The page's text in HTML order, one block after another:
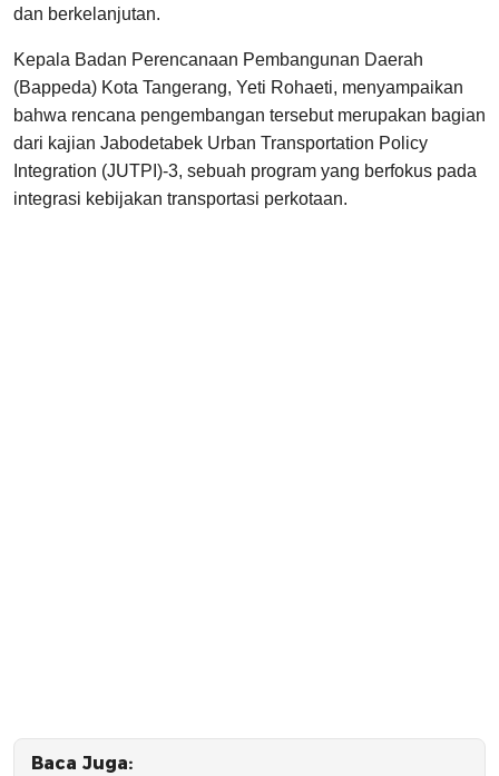
dan berkelanjutan.
Kepala Badan Perencanaan Pembangunan Daerah
(Bappeda) Kota Tangerang, Yeti Rohaeti, menyampaikan
bahwa rencana pengembangan tersebut merupakan bagian
dari kajian Jabodetabek Urban Transportation Policy
Integration (JUTPI)-3, sebuah program yang berfokus pada
integrasi kebijakan transportasi perkotaan.
Baca Juga: